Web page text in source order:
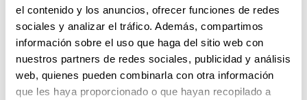
el contenido y los anuncios, ofrecer funciones de redes
sociales y analizar el tráfico. Además, compartimos
información sobre el uso que haga del sitio web con
nuestros partners de redes sociales, publicidad y análisis
web, quienes pueden combinarla con otra información
que les haya proporcionado o que hayan recopilado a
Name*